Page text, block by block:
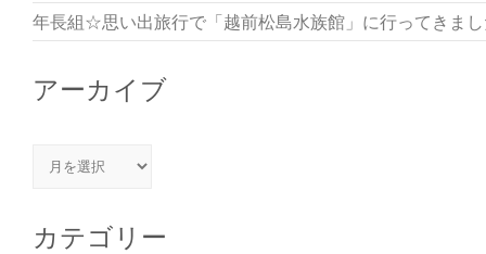
年長組☆思い出旅行で「越前松島水族館」に行ってきま
アーカイブ
アーカイブ
カテゴリー